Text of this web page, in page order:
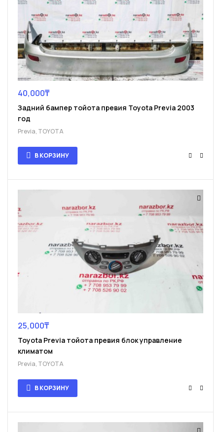
40,000₸
Задний бампер тойота превия Toyota Previa 2003
год
Previa, TOYOTA
В КОРЗИНУ
25,000₸
Toyota Previa тойота превия блок управление
климатом
Previa, TOYOTA
В КОРЗИНУ